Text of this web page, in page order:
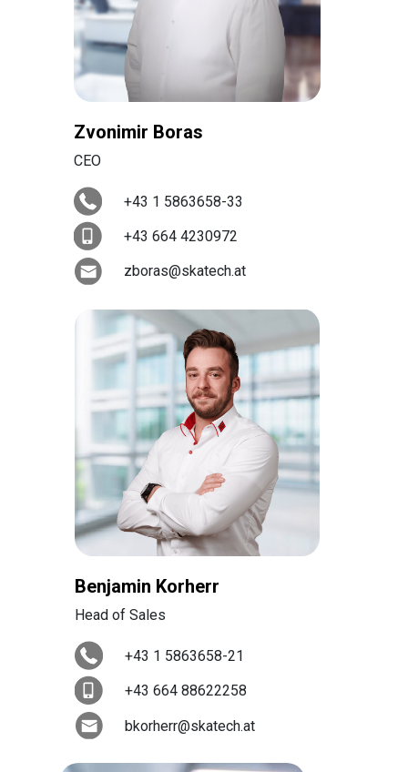
Zvonimir Boras
CEO
+43 1 5863658-33
+43 664 4230972
zboras@skatech.at
Benjamin Korherr
Head of Sales
+43 1 5863658-21
+43 664 88622258
bkorherr@skatech.at